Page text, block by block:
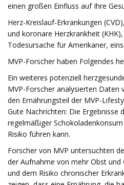
einen großen Einfluss auf Ihre
Herz-Kreislauf-Erkrankungen
und koronare Herzkrankheit
Todesursache für Amerikaner,
MVP-Forscher haben Folgendes
Ein weiteres potenziell
MVP-Forscher analysierten Daten
den Ernährungsteil der MVP-
Gute Nachrichten: Die Ergebnisse
regelmäßiger
Risiko führen kann.
Forscher von MVP untersuchten
der Aufnahme von mehr Obst und
und dem Risiko chronischer